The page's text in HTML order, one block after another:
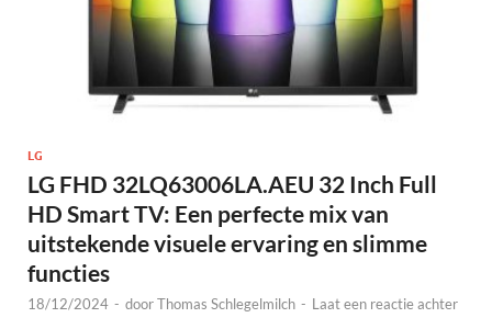
LG
LG FHD 32LQ63006LA.AEU 32 Inch Full
HD Smart TV: Een perfecte mix van
uitstekende visuele ervaring en slimme
functies
18/12/2024 - doorThomas Schlegelmilch - Laat een reactie achter